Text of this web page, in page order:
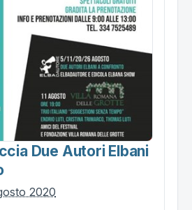
Due Autori Elbani
2020